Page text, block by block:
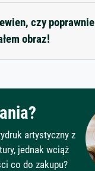
czy poprawnie
obraz!
artystyczny z
jednak wciąż
co do zakupu?